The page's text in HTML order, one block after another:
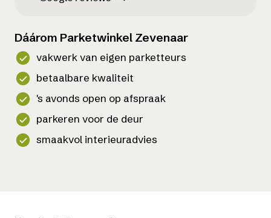
Dáárom Parketwinkel Zevenaar
vakwerk van eigen parketteurs
betaalbare kwaliteit
's avonds open op afspraak
parkeren voor de deur
smaakvol interieuradvies